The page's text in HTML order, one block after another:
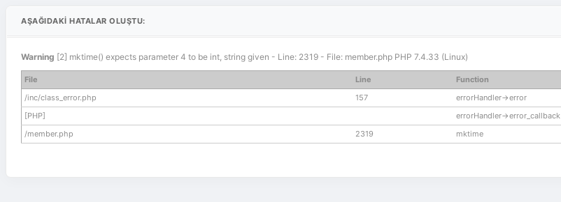
AŞAĞIDAKI HATALAR OLUŞTU:
Warning [2] mktime() expects parameter 4 to be int, string given - Line: 2319 - File: member.php PHP 7.4.33 (Linux)
File Line
Function
/inc/class_error.php
157
errorHandler->error
[PHP]
errorHandler->error_callback
/member.php
2319 mktime